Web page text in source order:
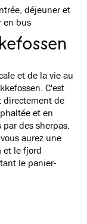
déjeuner et
en bus
et de la vie au
C'est
directement de
et en
des sherpas.
aurez une
et le fjord
le panier-